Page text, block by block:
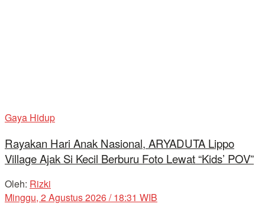
Gaya Hidup
Rayakan Hari Anak Nasional, ARYADUTA Lippo
Village Ajak Si Kecil Berburu Foto Lewat “Kids’ POV”
Oleh: Rizki
Minggu, 2 Agustus 2026 / 18:31 WIB